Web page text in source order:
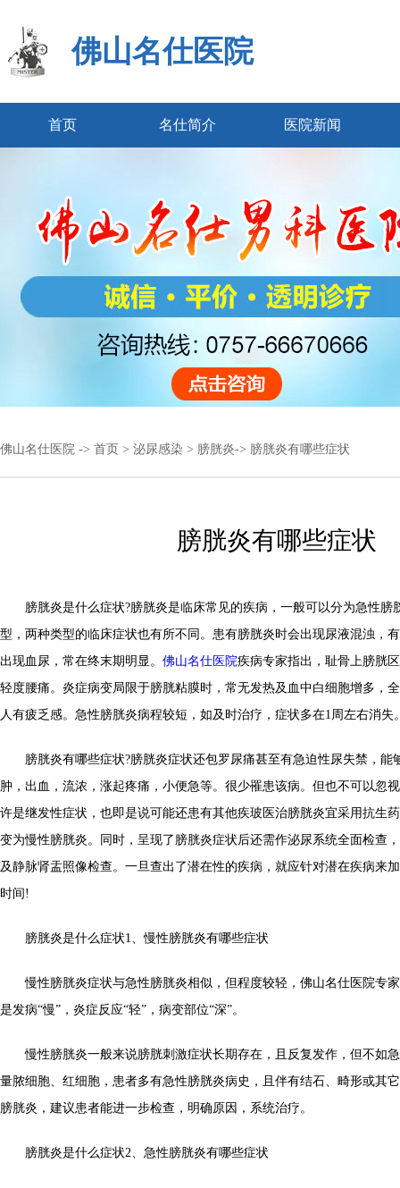
佛山名仕医院
首页 名仕简介 医院新闻
佛山名仕医院 -> 首页 > 泌尿感染 > 膀胱炎-> 膀胱炎有哪些症状
膀胱炎有哪些症状
膀胱炎是什么症状?膀胱炎是临床常见的疾病，一般可以分为急性膀
型，两种类型的临床症状也有所不同。患有膀胱炎时会出现尿液混浊，
出现血尿，常在终末期明显。 佛山名仕医院疾病专家指出，耻骨上膀胱
轻度腰痛。炎症病变局限于膀胱粘膜时，常无发热及血中白细胞增多，
人有疲乏感。急性膀胱炎病程较短，如及时治疗，症状多在1周左右消失
膀胱炎有哪些症状?膀胱炎症状还包罗尿痛甚至有急迫性尿失禁，能
肿，出血，流浓，涨起疼痛，小便急等。很少罹患该病。但也不可以忽
许是继发性症状，也即是说可能还患有其他疾玻医治膀胱炎宜采用抗生
变为慢性膀胱炎。同时，呈现了膀胱炎症状后还需作泌尿系统全面检查
及静脉肾盂照像检查。一旦查出了潜在性的疾病，就应针对潜在疾病来
时间!
膀胱炎是什么症状1、慢性膀胱炎有哪些症状
慢性膀胱炎症状与急性膀胱炎相似，但程度较轻，佛山名仕医院专
是发病“慢”，炎症反应“轻”，病变部位“深”。
慢性膀胱炎一般来说膀胱刺激症状长期存在，且反复发作，但不如
量脓细胞、红细胞，患者多有急性膀胱炎病史，且伴有结石、畸形或其
膀胱炎，建议患者能进一步检查，明确原因，系统治疗。
膀胱炎是什么症状2、急性膀胱炎有哪些症状